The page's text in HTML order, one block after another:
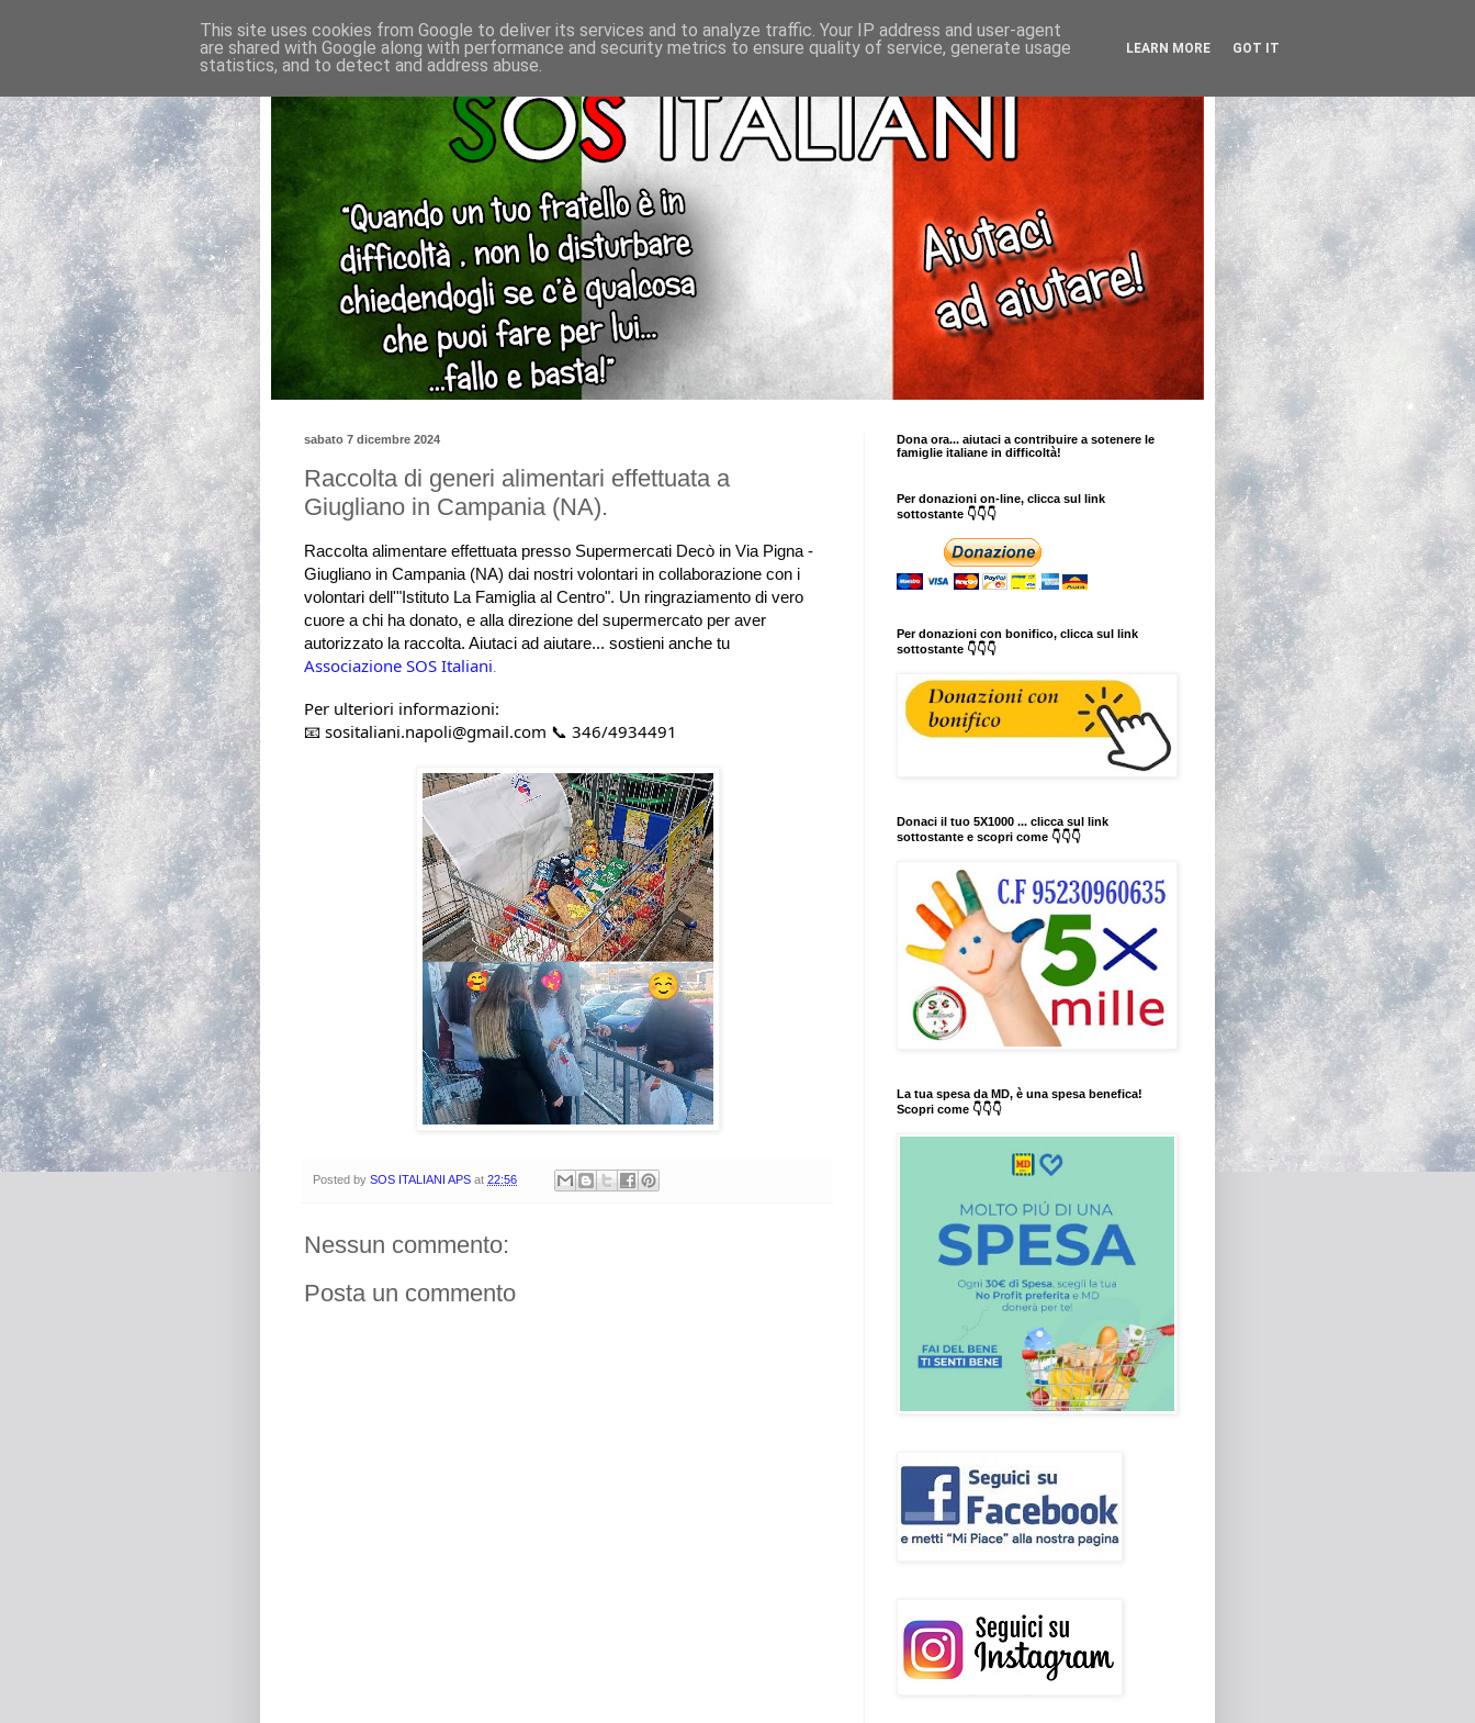
sabato 7 dicembre 2024
Raccolta di generi alimentari effettuata a
Giugliano in Campania (NA).
Raccolta alimentare effettuata presso Supermercati Decò in Via Pigna -
Giugliano in Campania (NA) dai nostri volontari in collaborazione con i
volontari dell'"Istituto La Famiglia al Centro". Un ringraziamento di vero
cuore a chi ha donato, e alla direzione del supermercato per aver
autorizzato la raccolta. Aiutaci ad aiutare... sostieni anche tu
Associazione SOS Italiani
Per ulteriori informazioni:
📧 sositaliani.napoli@gmail.com 📞 346/4934491
Posted by SOS ITALIANI APS at 22:56
Nessun commento:
Posta un commento
Dona ora... aiutaci a contribuire a sotenere le
famiglie italiane in difficoltà!
Per donazioni on-line, clicca sul link
sottostante 👇👇👇
Per donazioni con bonifico, clicca sul link
sottostante 👇👇👇
Donaci il tuo 5X1000 ... clicca sul link
sottostante e scopri come 👇👇👇
La tua spesa da MD, è una spesa benefica!
Scopri come 👇👇👇
This site uses cookies from Google to deliver its services and to analyze traffic. Your IP address and user-agent
are shared with Google along with performance and security metrics to ensure quality of service, generate usage
statistics, and to detect and address abuse.
LEARN MORE GOT IT